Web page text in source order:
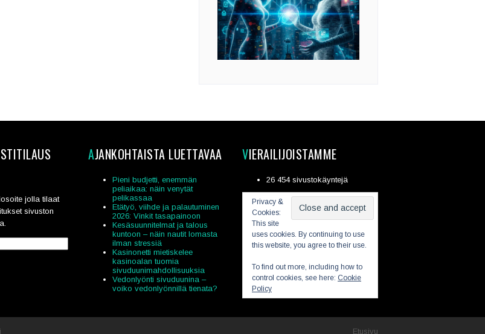
jolla tilaat
sivuston
AJANKOHTAISTA LUETTAVAA
Pieni budjetti, enemmän
peliaikaa: näin venytät
pelikassaa
Etätyö, viihde ja palautuminen
2026: Vinkit tasapainoon
Kesäsuunnitelmat ja talous
kuntoon – näin nautit lomasta
ilman stressiä
Kasinonetti mietiskelee
kasinoalan tuomia
sivuduunimahdollisuuksia
Vedonlyönti sivuduunina –
voiko vedonlyönnillä tienata?
VIERAILIJOISTAMME
26 454 sivustokäyntejä
Privacy &
Cookies:
This site
uses cookies. By continuing to use
this website, you agree to their use.
To find out more, including how to
control cookies, see here: Cookie
Policy
Etusivu